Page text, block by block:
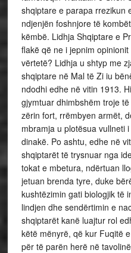
shqiptare e parapa rrezikun
ndjenjën foshnjore të
këmbë. Lidhja Shqiptare e
flakë që ne i jepnim
vërtetë? Lidhja u shtyp me
shqiptare në Mal të Zi iu
ndodhi edhe në vitin 1913.
gjymtuar dhimbshëm troje
zërin fort, rrëmbyen armët,
mbramja u plotësua vullneti
dinakë. Po ashtu, edhe në
shqiptarët të trysnuar nga
tokat e mbetura, ndërtuan
jetuan brenda tyre, duke
kushtëzimin gati biologjik të
lindjen dhe sendërtimin e
shqiptarët kanë luajtur rol
këtë mënyrë, që kur Fuqitë
për të parën herë në